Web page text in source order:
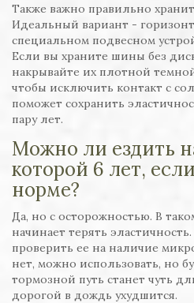
Также важно правильно
Идеальный вариант -
специальном подвесном
Если вы храните шины без
накрывайте их плотной
чтобы исключить контакт с
поможет сохранить
пару лет.
Можно ли ездить
которой 6 лет,
норме?
Да, но с осторожностью. В
начинает терять
проверить ее на наличие
нет, можно использовать, но
тормозной путь станет чуть
дорогой в дождь ухудшится.